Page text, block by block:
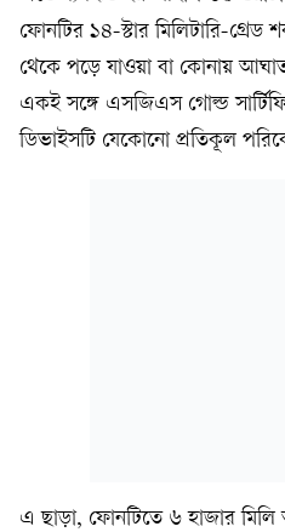
ফোনটির‍ ১৪-স্টার মিলিটারি-গ্রেড
থেকে পড়ে যাওয়া বা কোনায়
একই সঙ্গে এসজিএস গোল্ড
ডিভাইসটি যেকোনো প্রতিকূল
এ ছাড়া, ফোনটিতে ৬ হাজার মিলি